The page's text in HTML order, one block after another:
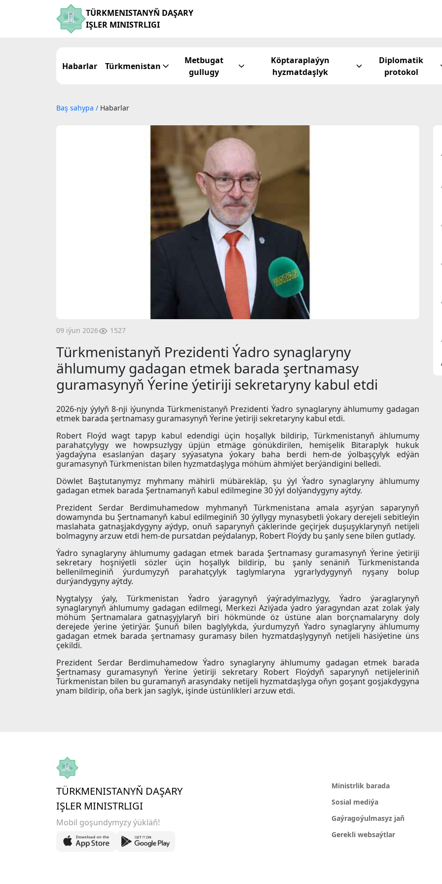
TÜRKMENISTANYŇ DAŞARY
IŞLER MINISTRLIGI
Habarlar Türkmenistan
Metbugat
gullugy
Köptaraplaýyn
hyzmatdaşlyk
Diplomatik
protokol
Baş sahypa / Habarlar
09 iýun 2026 1527
Türkmenistanyň Prezidenti Ýadro synaglaryny
ählumumy gadagan etmek barada şertnamasy
guramasynyň Ýerine ýetiriji sekretaryny kabul etdi
2026-njy ýylyň 8-nji iýunynda Türkmenistanyň Prezidenti Ýadro synaglaryny ählumumy gadagan
etmek barada şertnamasy guramasynyň Ýerine ýetiriji sekretaryny kabul etdi.
Robert Floýd wagt tapyp kabul edendigi üçin hoşallyk bildirip, Türkmenistanyň ählumumy
parahatçylygy we howpsuzlygy üpjün etmäge gönükdirilen, hemişelik Bitaraplyk hukuk
ýagdaýyna esaslanýan daşary syýasatyna ýokary baha berdi hem-de ýolbaşçylyk edýän
guramasynyň Türkmenistan bilen hyzmatdaşlyga möhüm ähmiýet berýändigini belledi.
Döwlet Baştutanymyz myhmany mähirli mübärekläp, şu ýyl Ýadro synaglaryny ählumumy
gadagan etmek barada Şertnamanyň kabul edilmegine 30 ýyl dolýandygyny aýtdy.
Prezident Serdar Berdimuhamedow myhmanyň Türkmenistana amala aşyrýan saparynyň
dowamynda bu Şertnamanyň kabul edilmeginiň 30 ýyllygy mynasybetli ýokary derejeli sebitleýin
maslahata gatnaşjakdygyny aýdyp, onuň saparynyň çäklerinde geçirjek duşuşyklarynyň netijeli
bolmagyny arzuw etdi hem-de pursatdan peýdalanyp, Robert Floýdy bu şanly sene bilen gutlady.
Ýadro synaglaryny ählumumy gadagan etmek barada Şertnamasy guramasynyň Ýerine ýetiriji
sekretary hoşniýetli sözler üçin hoşallyk bildirip, bu şanly senäniň Türkmenistanda
bellenilmeginiň ýurdumyzyň parahatçylyk taglymlaryna ygrarlydygynyň nyşany bolup
durýandygyny aýtdy.
Nygtalyşy ýaly, Türkmenistan Ýadro ýaragynyň ýaýradylmazlygy, Ýadro ýaraglarynyň
synaglarynyň ählumumy gadagan edilmegi, Merkezi Aziýada ýadro ýaragyndan azat zolak ýaly
möhüm Şertnamalara gatnaşyjylaryň biri hökmünde öz üstüne alan borçnamalaryny doly
derejede ýerine ýetirýär. Şunuň bilen baglylykda, ýurdumyzyň Ýadro synaglaryny ählumumy
gadagan etmek barada şertnamasy guramasy bilen hyzmatdaşlygynyň netijeli häsiýetine üns
çekildi.
Prezident Serdar Berdimuhamedow Ýadro synaglaryny ählumumy gadagan etmek barada
Şertnamasy guramasynyň Ýerine ýetiriji sekretary Robert Floýdyň saparynyň netijeleriniň
Türkmenistan bilen bu guramanyň arasyndaky netijeli hyzmatdaşlyga oňyn goşant goşjakdygyna
ynam bildirip, oňa berk jan saglyk, işinde üstünlikleri arzuw etdi.
TÜRKMENISTANYŇ DAŞARY
IŞLER MINISTRLIGI
Mobil goşundymyzy ýükläň!
Ministrlik barada
Sosial mediýa
Gaýragoýulmasyz jaň
Gerekli websaýtlar